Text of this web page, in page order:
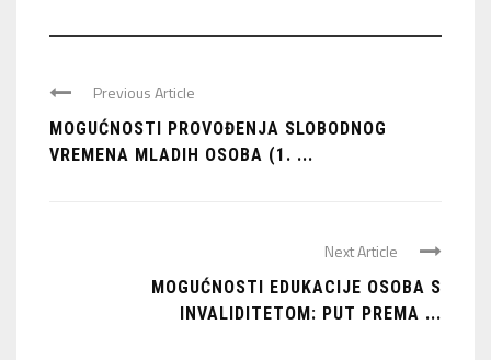
Previous Article
MOGUĆNOSTI PROVOĐENJA SLOBODNOG
VREMENA MLADIH OSOBA (1. ...
Next Article
MOGUĆNOSTI EDUKACIJE OSOBA S
INVALIDITETOM: PUT PREMA ...